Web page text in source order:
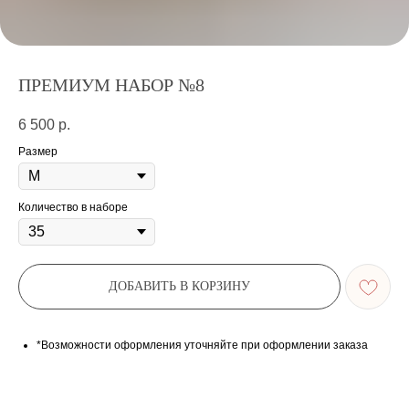
ПРЕМИУМ НАБОР №8
6 500 р.
Размер
Количество в наборе
ДОБАВИТЬ В КОРЗИНУ
*Возможности оформления уточняйте при оформлении заказа